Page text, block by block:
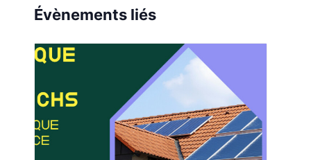
Évènements liés